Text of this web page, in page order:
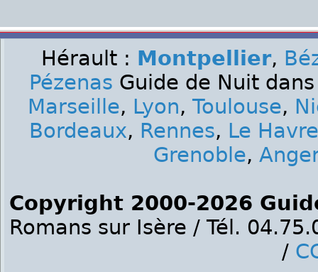
Hérault : Montpellier,
Pézenas Guide de Nuit
Marseille, Lyon, Toulouse,
Bordeaux, Rennes, Le Havre
Grenoble,
Copyright 2000-2026
Romans sur Isère / Tél.
/